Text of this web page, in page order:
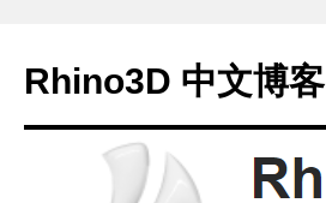
Rhino3D 中文博客